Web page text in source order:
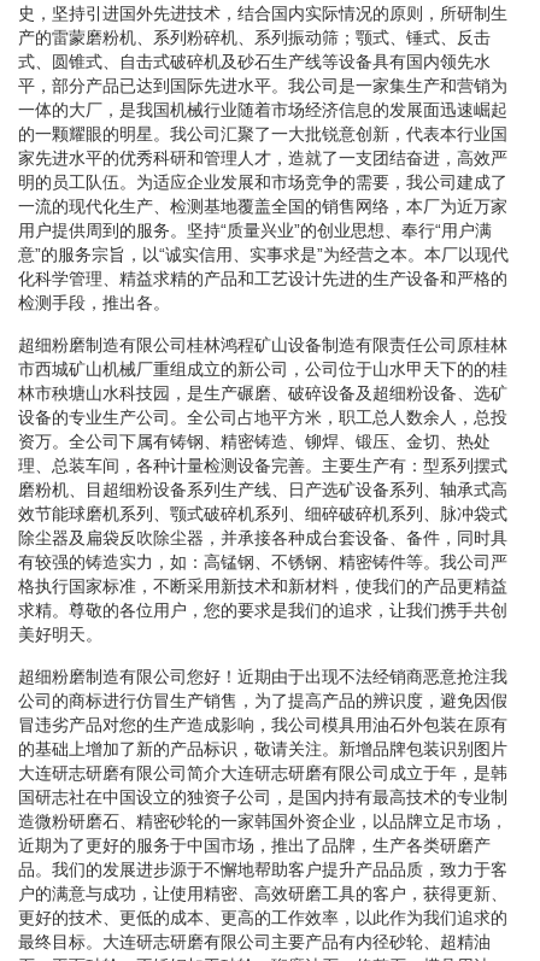
史，坚持引进国外先进技术，结合国内实际情况的原则，所研制生
产的雷蒙磨粉机、系列粉碎机、系列振动筛；颚式、锤式、反击
式、圆锥式、自击式破碎机及砂石生产线等设备具有国内领先水
平，部分产品已达到国际先进水平。我公司是一家集生产和营销为
一体的大厂，是我国机械行业随着市场经济信息的发展面迅速崛起
的一颗耀眼的明星。我公司汇聚了一大批锐意创新，代表本行业国
家先进水平的优秀科研和管理人才，造就了一支团结奋进，高效严
明的员工队伍。为适应企业发展和市场竞争的需要，我公司建成了
一流的现代化生产、检测基地覆盖全国的销售网络，本厂为近万家
用户提供周到的服务。坚持“质量兴业”的创业思想、奉行“用户满
意”的服务宗旨，以“诚实信用、实事求是”为经营之本。本厂以现代
化科学管理、精益求精的产品和工艺设计先进的生产设备和严格的
检测手段，推出各。
超细粉磨制造有限公司桂林鸿程矿山设备制造有限责任公司原桂林
市西城矿山机械厂重组成立的新公司，公司位于山水甲天下的的桂
林市秧塘山水科技园，是生产碾磨、破碎设备及超细粉设备、选矿
设备的专业生产公司。全公司占地平方米，职工总人数余人，总投
资万。全公司下属有铸钢、精密铸造、铆焊、锻压、金切、热处
理、总装车间，各种计量检测设备完善。主要生产有：型系列摆式
磨粉机、目超细粉设备系列生产线、日产选矿设备系列、轴承式高
效节能球磨机系列、颚式破碎机系列、细碎破碎机系列、脉冲袋式
除尘器及扁袋反吹除尘器，并承接各种成台套设备、备件，同时具
有较强的铸造实力，如：高锰钢、不锈钢、精密铸件等。我公司严
格执行国家标准，不断采用新技术和新材料，使我们的产品更精益
求精。尊敬的各位用户，您的要求是我们的追求，让我们携手共创
美好明天。
超细粉磨制造有限公司您好！近期由于出现不法经销商恶意抢注我
公司的商标进行仿冒生产销售，为了提高产品的辨识度，避免因假
冒违劣产品对您的生产造成影响，我公司模具用油石外包装在原有
的基础上增加了新的产品标识，敬请关注。新增品牌包装识别图片
大连研志研磨有限公司简介大连研志研磨有限公司成立于年，是韩
国研志社在中国设立的独资子公司，是国内持有最高技术的专业制
造微粉研磨石、精密砂轮的一家韩国外资企业，以品牌立足市场，
近期为了更好的服务于中国市场，推出了品牌，生产各类研磨产
品。我们的发展进步源于不懈地帮助客户提升产品品质，致力于客
户的满意与成功，让使用精密、高效研磨工具的客户，获得更新、
更好的技术、更低的成本、更高的工作效率，以此作为我们追求的
最终目标。大连研志研磨有限公司主要产品有内径砂轮、超精油